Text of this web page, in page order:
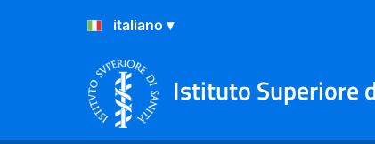
Salta al Contenuto
Salta al Footer
Istituto Superiore